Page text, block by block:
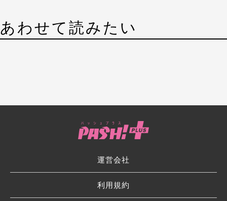
あわせて読みたい
運営会社
利用規約